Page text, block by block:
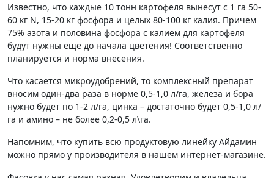
Известно, что каждые 10 тонн картофеля вынесут с 1 га 50-
60 кг N, 15-20 кг фосфора и целых 80-100 кг калия. Причем
75% азота и половина фосфора с калием для картофеля
будут нужны еще до начала цветения! Соответственно
планируется и норма внесения.
Что касается микроудобрений, то комплексный препарат
вносим один-два раза в норме 0,5-1,0 л/га, железа и бора
нужно будет по 1-2 л/га, цинка – достаточно будет 0,5-1,0 л/
га и амино – не более 0,2-0,5 л\га.
Напомним, что купить всю продуктовую линейку Айдамин
можно прямо у производителя в нашем интернет-магазине.